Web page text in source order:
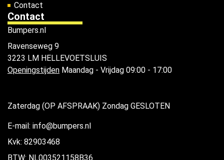
Contact
Contact
Bumpers.nl
Ravenseweg 9
3223 LM HELLEVOETSLUIS
Openingstijden Maandag - Vrijdag 09:00 - 17:00
Zaterdag (OP AFSPRAAK) Zondag GESLOTEN
E-mail: info@bumpers.nl
Kvk: 82903468
BTW: NL003521158B36